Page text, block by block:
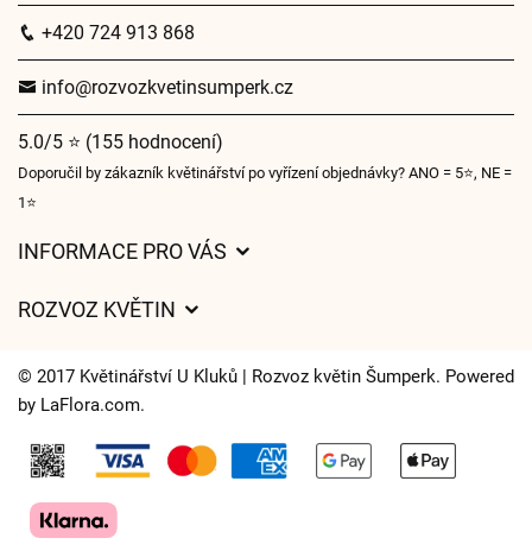
+420 724 913 868
info@rozvozkvetinsumperk.cz
5.0/5 ⭐ (155 hodnocení)
Doporučil by zákazník květinářství po vyřízení objednávky? ANO = 5⭐, NE =
1⭐
INFORMACE PRO VÁS
Často kladené dotazy
Časy doručení květin – přehled možností
ROZVOZ KVĚTIN
Kam doručujeme květiny
Kontakt
© 2017 Květinářství U Kluků | Rozvoz květin Šumperk. Powered
by LaFlora.com.